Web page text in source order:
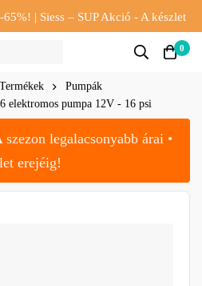
| Siess – SUP Akció - A készlet
0
Termékek
Pumpák
elektromos pumpa 12V - 16 psi
legalacsonyabb árai •
erejéig!